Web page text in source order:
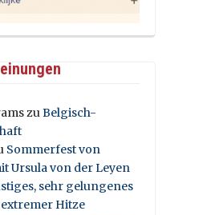
zuBelgisch-
Sommerfest von
Ursula von der Leyen
sehr gelungenes
Hitze